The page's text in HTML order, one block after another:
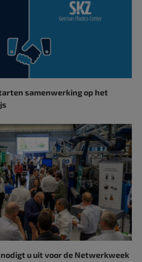
samenwerking op het
nodigt u uit voor de Netwerkweek